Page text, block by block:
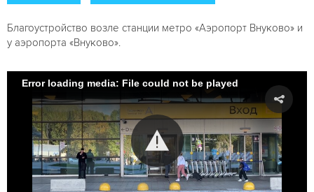
Благоустройство возле станции метро «Аэропорт Внуково» и
у аэропорта «Внуково».
Error loading media: File could not be played